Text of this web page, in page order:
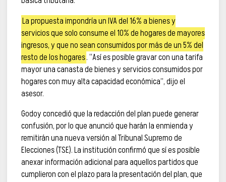
La propuesta impondría un IVA del 16% a bienes y
servicios que solo consume el 10% de hogares de mayores
ingresos, y que no sean consumidos por más de un 5% del
resto de los hogares. “Así es posible gravar con una tarifa
mayor una canasta de bienes y servicios consumidos por
hogares con muy alta capacidad económica”, dijo el
asesor.
Godoy concedió que la redacción del plan puede generar
confusión, por lo que anunció que harán la enmienda y
remitirán una nueva versión al Tribunal Supremo de
Elecciones (TSE). La institución confirmó que sí es posible
anexar información adicional para aquellos partidos que
cumplieron con el plazo para la presentación del plan, que